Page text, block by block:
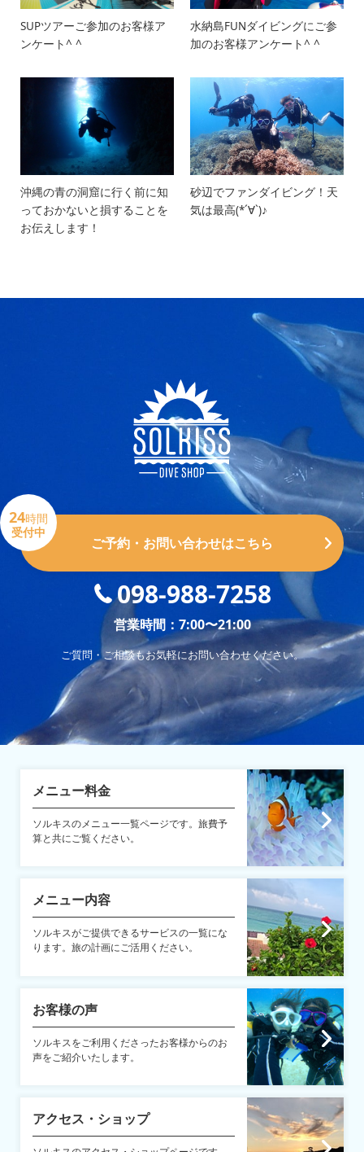
SUPツアーご参加のお客様ア
ンケート^ ^
水納島FUNダイビングにご参
加のお客様アンケート^ ^
沖縄の青の洞窟に行く前に知
っておかないと損することを
お伝えします！
砂辺でファンダイビング！天
気は最高(*´∀`)♪
24時間
受付中
ご予約・お問い合わせはこちら
098-988-7258
営業時間：7:00〜21:00
ご質問・ご相談もお気軽にお問い合わせください。
メニュー料金
ソルキスのメニュー一覧ページです。旅費予
算と共にご覧ください。
メニュー内容
ソルキスがご提供できるサービスの一覧にな
ります。旅の計画にご活用ください。
お客様の声
ソルキスをご利用くださったお客様からのお
声をご紹介いたします。
アクセス・ショップ